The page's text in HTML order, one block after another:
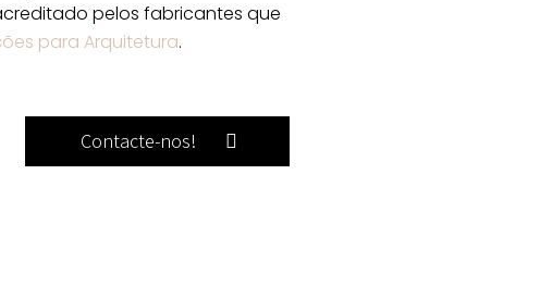
pelos fabricantes que
para Arquitetura.
Contacte-nos!